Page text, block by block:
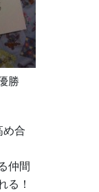
勝
合
仲間
る！